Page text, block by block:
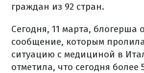
граждан из 92 стран.
Сегодня, 11 марта, блогерша
сообщение, которым
ситуацию с медициной в
отметила, что сегодня более